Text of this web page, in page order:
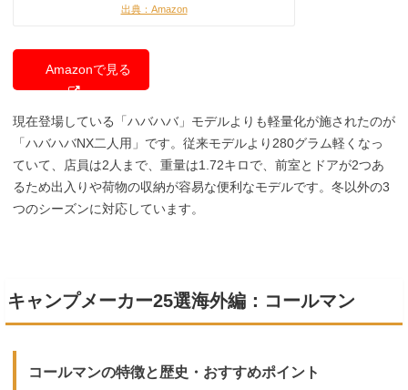
出典：Amazon
Amazonで見る
現在登場している「ハバハバ」モデルよりも軽量化が施されたのが
「ハバハバNX二人用」です。従来モデルより280グラム軽くなっ
ていて、店員は2人まで、重量は1.72キロで、前室とドアが2つあ
るため出入りや荷物の収納が容易な便利なモデルです。冬以外の3
つのシーズンに対応しています。
キャンプメーカー25選海外編：コールマン
コールマンの特徴と歴史・おすすめポイント